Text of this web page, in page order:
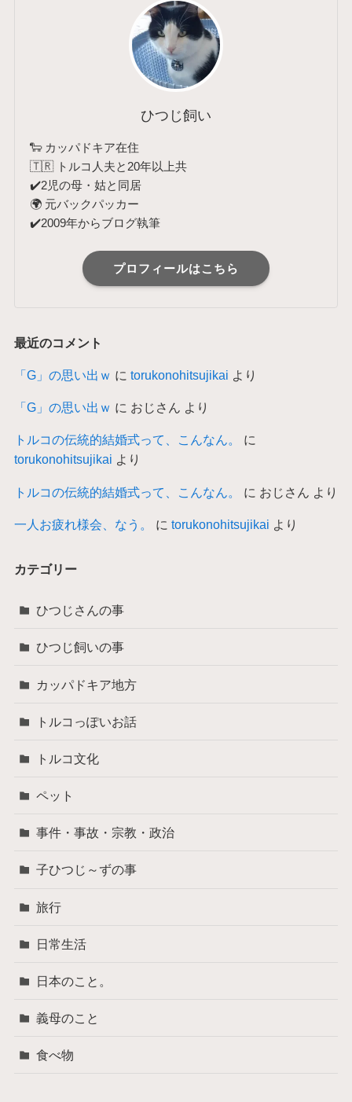
ひつじ飼い
🐑 カッパドキア在住
🇹🇷 トルコ人夫と20年以上共
✔️2児の母・姑と同居
🌍 元バックパッカー
✔️2009年からブログ執筆
プロフィールはこちら
最近のコメント
「G」の思い出ｗ に torukonohitsujikai より
「G」の思い出ｗ に おじさん より
トルコの伝統的結婚式って、こんなん。
に
torukonohitsujikai より
トルコの伝統的結婚式って、こんなん。 に おじさん より
一人お疲れ様会、なう。 に torukonohitsujikai より
カテゴリー
ひつじさんの事
ひつじ飼いの事
カッパドキア地方
トルコっぽいお話
トルコ文化
ペット
事件・事故・宗教・政治
子ひつじ～ずの事
旅行
日常生活
日本のこと。
義母のこと
食べ物